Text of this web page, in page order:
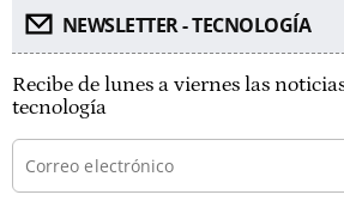
NEWSLETTER - TECNOLOGÍA
Recibe de lunes a viernes las
tecnología